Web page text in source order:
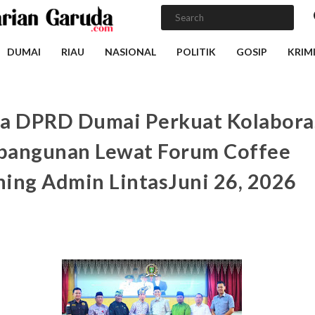
DUMAI RIAU NASIONAL POLITIK GOSIP
DPRD Dumai Perkuat
Lewat Forum Coffee
Admin LintasJuni 26, 2026